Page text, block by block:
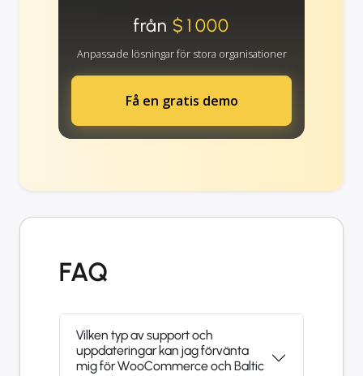
från $1000
Anpassade lösningar för stora organisationer
Få en gratis demo
FAQ
Vilken typ av support och
uppdateringar kan jag förvänta
mig för WooCommerce och Baltic